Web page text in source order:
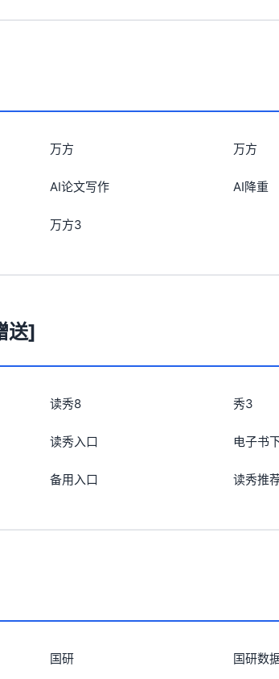
万方 万方
AI论文写作 AI降重
万方3
送]
读秀8 秀3
读秀入口 电子书
备用入口 读秀推
国研 国研数